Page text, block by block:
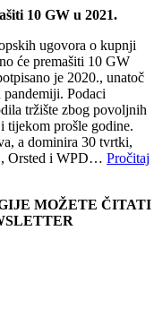
10 GW u 2021.
ugovora o kupnji
će premašiti 10 GW
je 2020., unatoč
Podaci
tržište zbog povoljnih
tijekom prošle godine.
a dominira 30 tvrtki,
Orsted i WPD…Pročitaj
MOŽETE ČITATI